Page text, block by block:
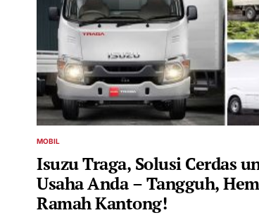
POSTED
MOBIL
Isuzu Traga, Solusi Cerdas
Usaha Anda – Tangguh,
Ramah Kantong!